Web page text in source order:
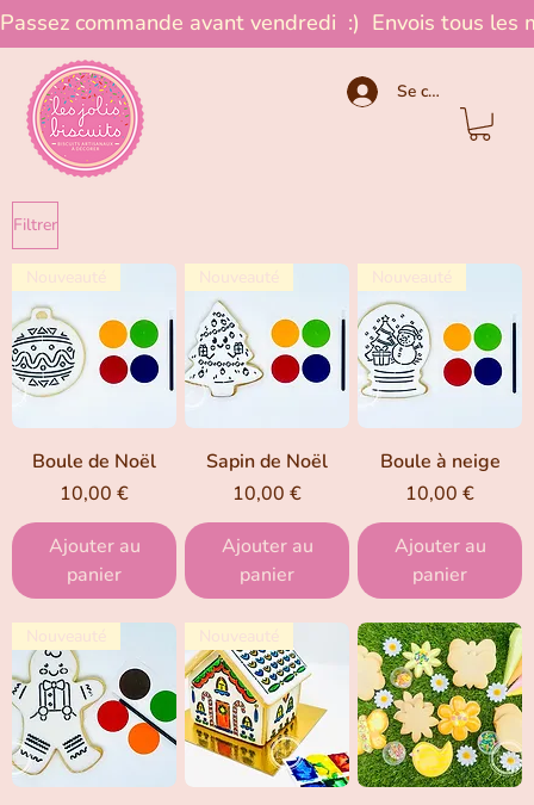
Se connecter
Passez commande avant vendredi  :)  Envois tous les
Filtrer
Boule de Noël
Prix
10,00 €
Ajouter au
panier
Sapin de Noël
Prix
10,00 €
Ajouter au
panier
Boule à neige
Prix
10,00 €
Ajouter au
panier